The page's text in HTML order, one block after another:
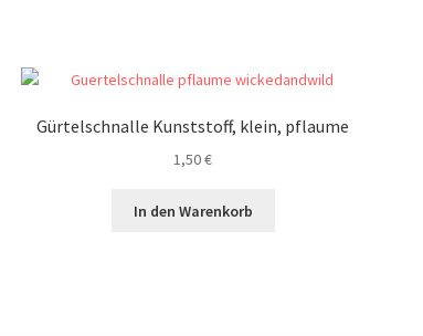
Gürtelschnalle Kunststoff, klein, pflaume
1,50€
In den Warenkorb